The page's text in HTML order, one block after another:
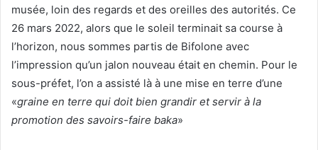
musée, loin des regards et des oreilles des autorités. Ce
26 mars 2022, alors que le soleil terminait sa course à
l’horizon, nous sommes partis de Bifolone avec
l’impression qu’un jalon nouveau était en chemin. Pour le
sous-préfet, l’on a assisté là à une mise en terre d’une
«graine en terre qui doit bien grandir et servir à la
promotion des savoirs-faire baka»